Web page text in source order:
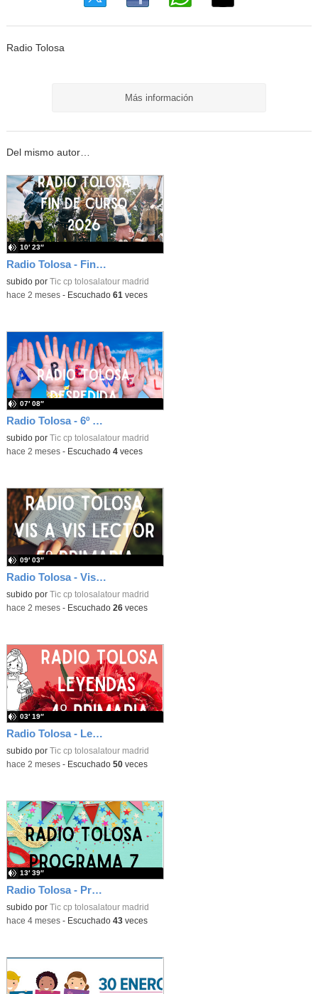
Radio Tolosa
Más información
Del mismo autor…
Radio Tolosa - Fin de curso 2026
subido por Tic cp tolosalatour madrid
10′ 23″
-hace 2 meses- Escuchado 61veces
Radio Tolosa - 6º de Primaria se marchan del cole
subido por Tic cp tolosalatour madrid
07′ 08″
-hace 2 meses- Escuchado 4veces
Radio Tolosa - Vis a vis lector con 5º de Primaria
subido por Tic cp tolosalatour madrid
09′ 03″
-hace 2 meses- Escuchado 26veces
Radio Tolosa - Leyendas con 4º de Primaria
subido por Tic cp tolosalatour madrid
03′ 19″
-hace 2 meses- Escuchado 50veces
Radio Tolosa - Programa 7
subido por Tic cp tolosalatour madrid
13′ 39″
-hace 4 meses- Escuchado 43veces